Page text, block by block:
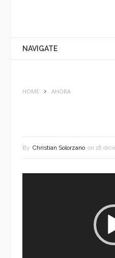
NAVIGATE
HOME AHORA
By Christian Solorzano on 18